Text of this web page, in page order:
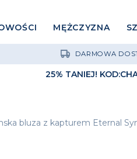
MĘŻCZYZNA
DARMOWA
25% TANIEJ!
bluza z kapturem Eternal